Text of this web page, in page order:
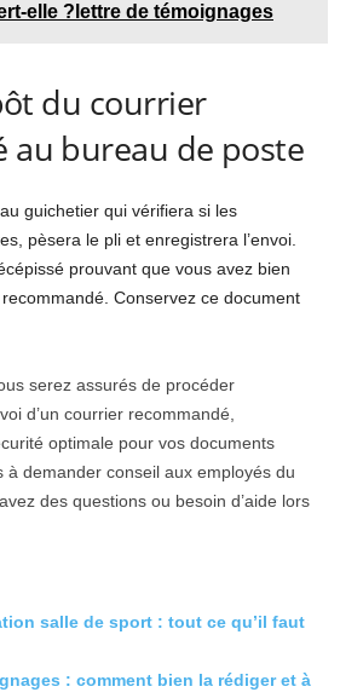
elle ?lettre de témoignages
du courrier
au bureau de poste
guichetier qui vérifiera si les
pèsera le pli et enregistrera l’envoi.
prouvant que vous avez bien
Conservez ce document
serez assurés de procéder
d’un courrier recommandé,
optimale pour vos documents
à demander conseil aux employés du
des questions ou besoin d’aide lors
salle de sport : tout ce qu’il faut
: comment bien la rédiger et à